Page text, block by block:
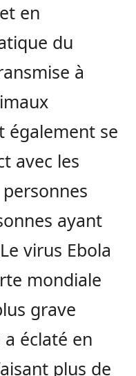
en
du
à
également se
avec les
ayant
virus Ebola
mondiale
grave
éclaté en
plus de